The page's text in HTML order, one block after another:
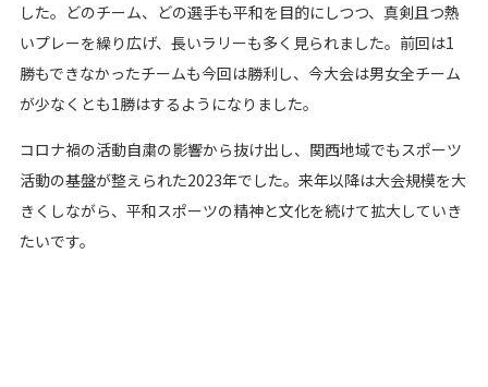
した。どのチーム、どの選手も平和を目的にしつつ、真剣且つ熱
いプレーを繰り広げ、長いラリーも多く見られました。前回は1
勝もできなかったチームも今回は勝利し、今大会は男女全チーム
が少なくとも1勝はするようになりました。
コロナ禍の活動自粛の影響から抜け出し、関西地域でもスポーツ
活動の基盤が整えられた2023年でした。来年以降は大会規模を大
きくしながら、平和スポーツの精神と文化を続けて拡大していき
たいです。